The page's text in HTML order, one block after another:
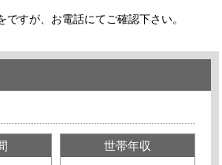
すが、お電話にてご確認下さい。
世帯年収